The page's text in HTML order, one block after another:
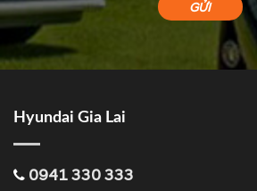
Hyundai Gia Lai
0941 330 333